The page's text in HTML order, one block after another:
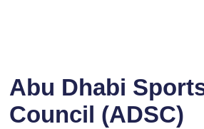
Abu Dhabi
Council (ADSC)